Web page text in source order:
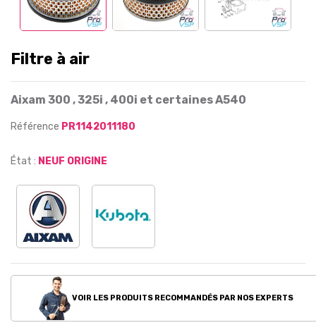
Filtre à air
Aixam 300 , 325i , 400i et certaines A540
Référence PR1142011180
État : NEUF ORIGINE
VOIR LES PRODUITS RECOMMANDÉS PAR NOS EXPERTS